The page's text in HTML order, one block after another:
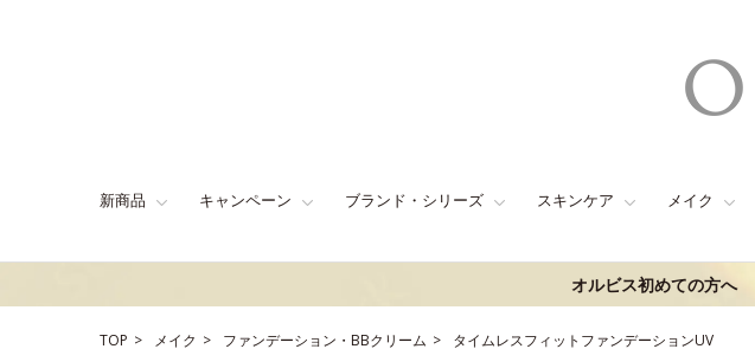
新商品 キャンペーン ブランド・シリーズ スキンケア メイク
オルビス初めての方へ
TOP メイク ファンデーション・BBクリーム タイムレスフィットファンデーションUV